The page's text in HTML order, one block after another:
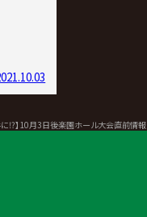
⁉】10月3日後楽園ホール大会直前情報